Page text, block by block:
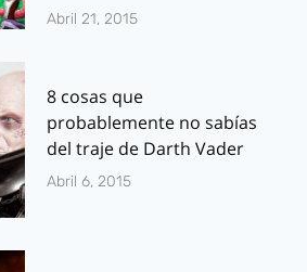
Abril 21, 2015
8 cosas que
probablemente no sabías
del traje de Darth Vader
Abril 6, 2015